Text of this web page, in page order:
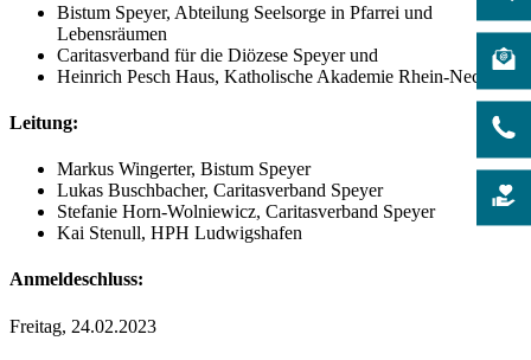
Bistum Speyer, Abteilung Seelsorge in Pfarrei und
Lebensräumen
Caritasverband für die Diözese Speyer und
Heinrich Pesch Haus, Katholische Akademie Rhein-Neckar
Leitung:
Markus Wingerter, Bistum Speyer
Lukas Buschbacher, Caritasverband Speyer
Stefanie Horn-Wolniewicz, Caritasverband Speyer
Kai Stenull, HPH Ludwigshafen
Anmeldeschluss:
Freitag, 24.02.2023